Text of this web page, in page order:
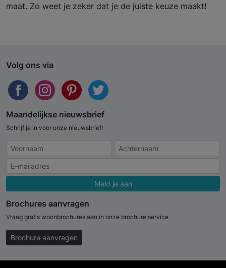
maat. Zo weet je zeker dat je de juiste keuze maakt!
Volg ons via
Maandelijkse nieuwsbrief
Schrijf je in voor onze nieuwsbrief!
Meld je aan
Brochures aanvragen
Vraag gratis woonbrochures aan in onze brochure service
Brochure aanvragen